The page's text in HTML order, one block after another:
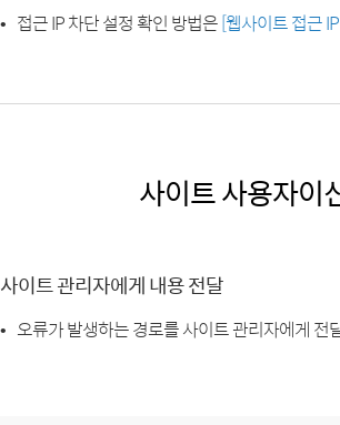
접근 IP 차단 설정 확인 방법은[웹사이트 접근
사이트 사용자이
사이트 관리자에게 내용 전달
오류가 발생하는 경로를 사이트 관리자에게 전